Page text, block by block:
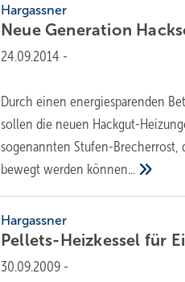
Hargassner
Neue Generation
24.09.2014 -
Durch einen energiesparenden
sollen die neuen Hackgut-
sogenannten Stufen-Brecherrost,
bewegt werden können...
Hargassner
Pellets-Heizkessel für
30.09.2009 -